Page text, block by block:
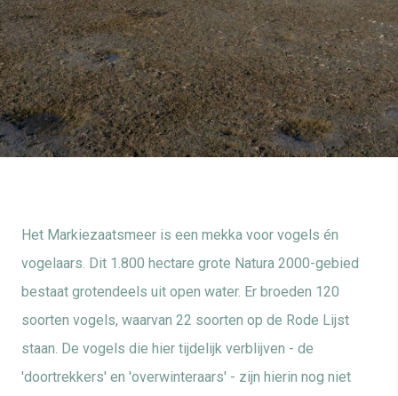
Het Markiezaatsmeer is een mekka voor vogels én
vogelaars. Dit 1.800 hectare grote Natura 2000-gebied
bestaat grotendeels uit open water. Er broeden 120
soorten vogels, waarvan 22 soorten op de Rode Lijst
staan. De vogels die hier tijdelijk verblijven - de
'doortrekkers' en 'overwinteraars' - zijn hierin nog niet